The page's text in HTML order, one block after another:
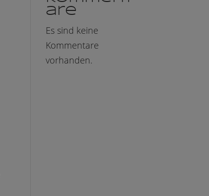
are
Es sind keine
Kommentare
vorhanden.